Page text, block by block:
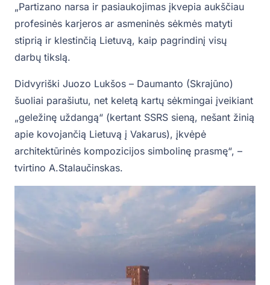
„Partizano narsa ir pasiaukojimas įkvepia aukščiau
profesinės karjeros ar asmeninės sėkmės matyti
stiprią ir klestinčią Lietuvą, kaip pagrindinį visų
darbų tikslą.
Didvyriški Juozo Lukšos – Daumanto (Skrajūno)
šuoliai parašiutu, net keletą kartų sėkmingai įveikiant
„geležinę uždangą“ (kertant SSRS sieną, nešant žinią
apie kovojančią Lietuvą į Vakarus), įkvėpė
architektūrinės kompozicijos simbolinę prasmę“, –
tvirtino A.Stalaučinskas.